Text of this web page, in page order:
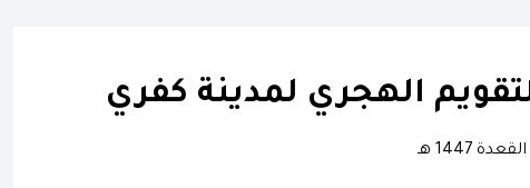
الهجري لمدينة كفري
1447 هـ